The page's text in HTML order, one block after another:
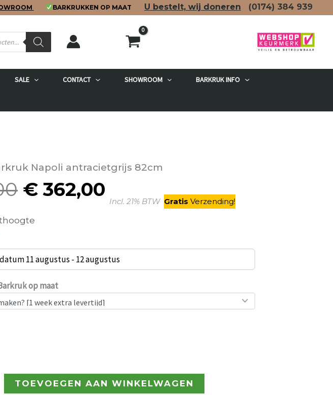
BARKRUKKEN OP MAAT U bestelt, wij doneren (0174) 384 939
SALE CONTACT SHOWROOM BARKRUK INFO
Napoli antracietgrijs 82cm
Oorspronkelijke
was:
€ 362,00 Huidige
prijs
Incl. 21% BTW Gratis Verzending!
11 augustus - 12 augustus
op maat
TOEVOEGEN AAN WINKELWAGEN